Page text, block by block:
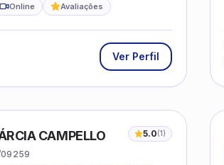
Online Avaliações
Ver Perfil
CAMPELLO 5.0(1)